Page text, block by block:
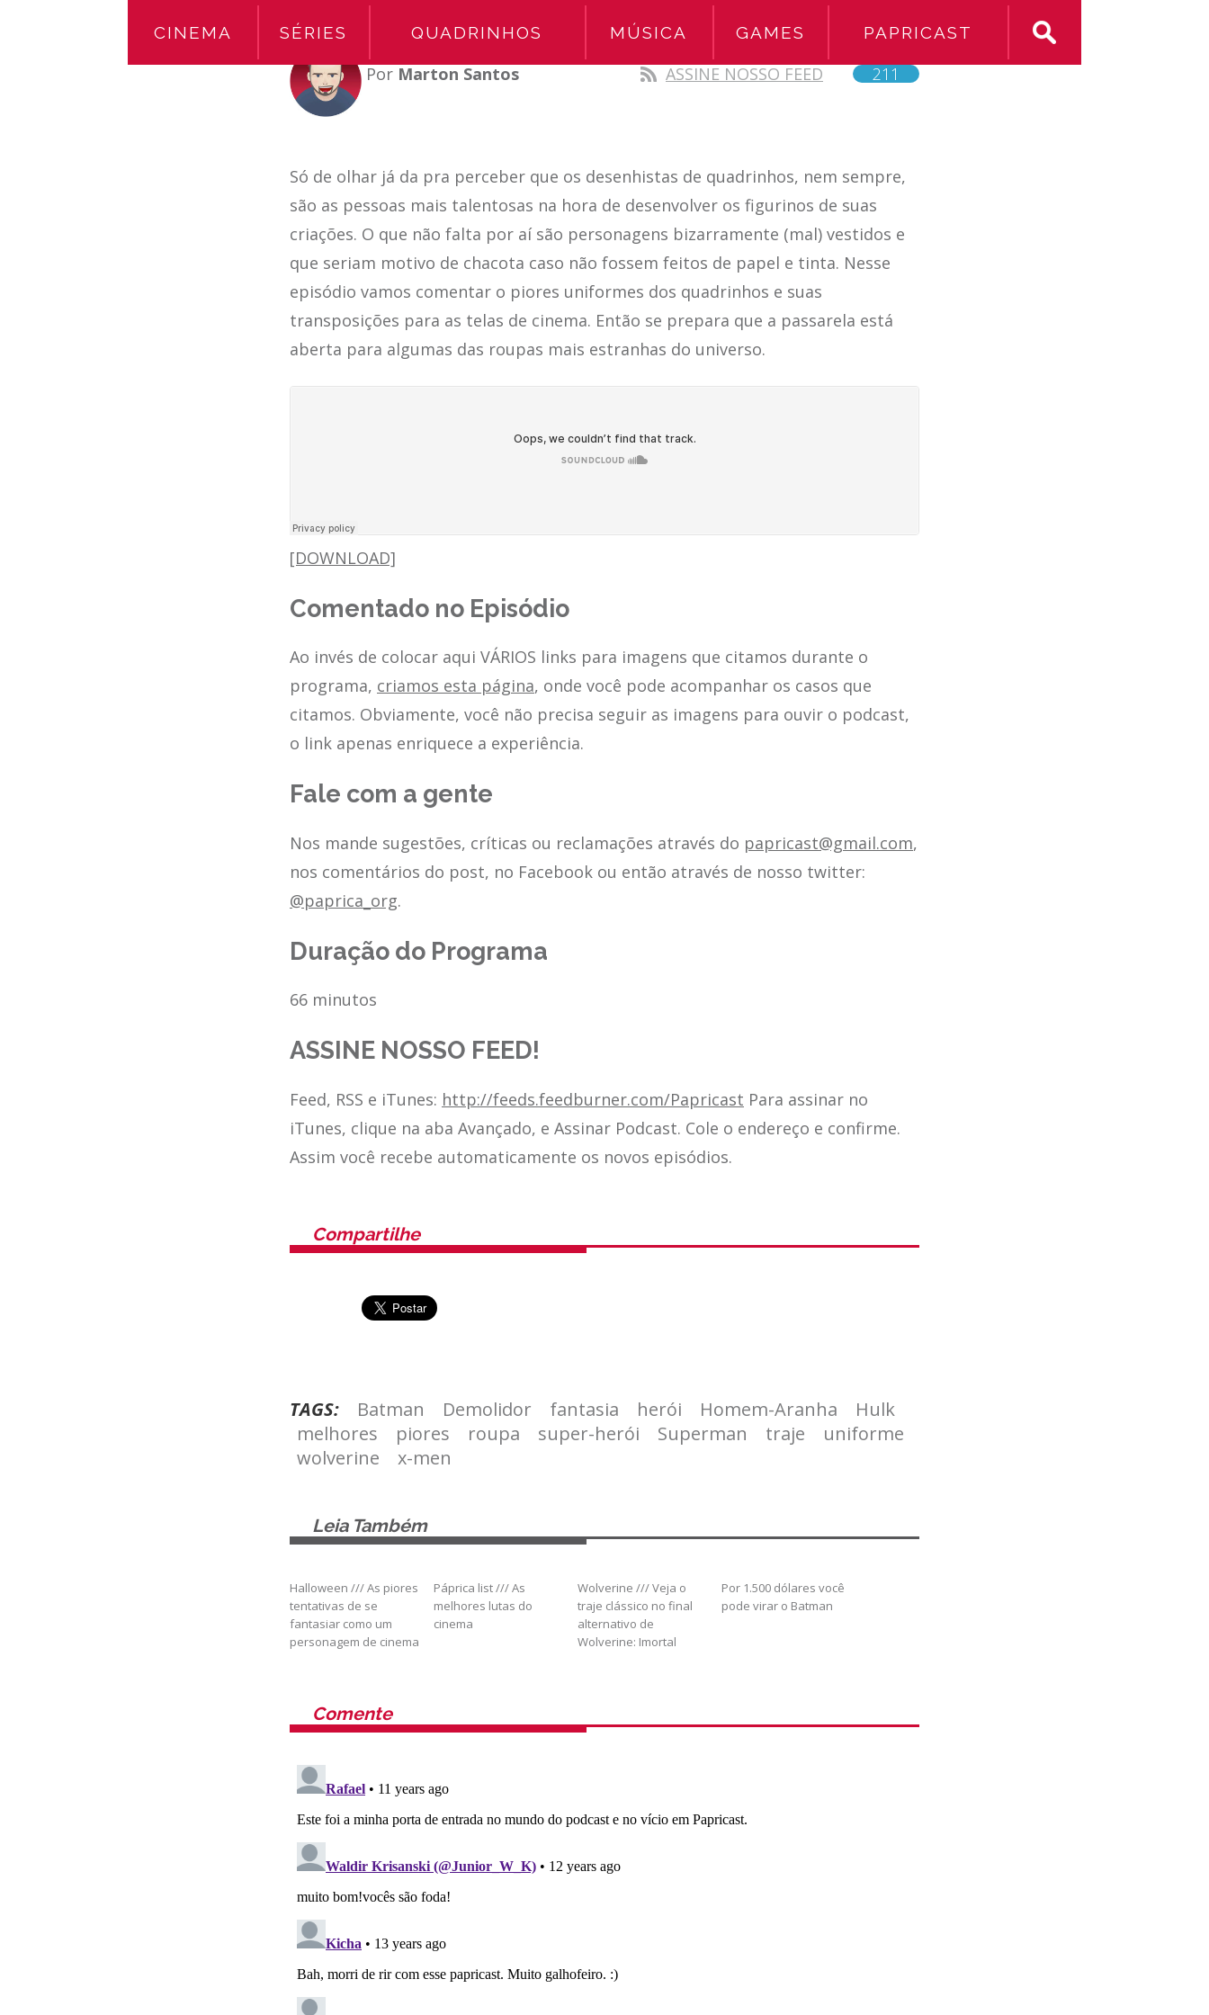
CINEMA SÉRIES QUADRINHOS MÚSICA GAMES PAPRICAST
Por Marton Santos ASSINE NOSSO FEED 211
Só de olhar já da pra perceber que os desenhistas de quadrinhos, nem sempre,
são as pessoas mais talentosas na hora de desenvolver os figurinos de suas
criações. O que não falta por aí são personagens bizarramente (mal) vestidos e
que seriam motivo de chacota caso não fossem feitos de papel e tinta. Nesse
episódio vamos comentar o piores uniformes dos quadrinhos e suas
transposições para as telas de cinema. Então se prepara que a passarela está
aberta para algumas das roupas mais estranhas do universo.
[DOWNLOAD]
Comentado no Episódio
Ao invés de colocar aqui VÁRIOS links para imagens que citamos durante o
programa, criamos esta página, onde você pode acompanhar os casos que
citamos. Obviamente, você não precisa seguir as imagens para ouvir o podcast,
o link apenas enriquece a experiência.
Fale com a gente
Nos mande sugestões, críticas ou reclamações através do papricast@gmail.com,
nos comentários do post, no Facebook ou então através de nosso twitter:
@paprica_org.
Duração do Programa
66 minutos
ASSINE NOSSO FEED!
Feed, RSS e iTunes: http://feeds.feedburner.com/Papricast Para assinar no
iTunes, clique na aba Avançado, e Assinar Podcast. Cole o endereço e confirme.
Assim você recebe automaticamente os novos episódios.
Compartilhe
TAGS: Batman Demolidor fantasia herói Homem-Aranha
Hulk
melhores
piores roupa super-herói Superman traje
uniforme
wolverine
x-men
Leia Também
Halloween /// As piores
tentativas de se
fantasiar como um
personagem de cinema
Páprica list /// As
melhores lutas do
cinema
Wolverine /// Veja o
traje clássico no final
alternativo de
Wolverine: Imortal
Por 1.500 dólares você
pode virar o Batman
Comente